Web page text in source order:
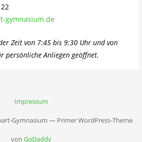
gymnasium.de
Zeit von 7:45 bis 9:30 Uhr und von
persönliche Anliegen geöffnet.
Impressum
Gymnasium — Primer WordPress-Theme
von GoDaddy